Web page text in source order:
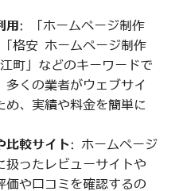
用 : 「ホームページ制作
格安 ホームページ制作
町」などのキーワードで
多くの業者がウェブサイ
め、実績や料金を簡単に
比較サイト: ホームページ
扱ったレビューサイトや
価や口コミを確認するの